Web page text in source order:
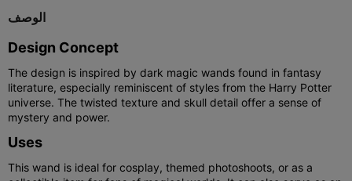
الوصف
Design Concept
The design is inspired by dark magic wands found in fantasy
literature, especially reminiscent of styles from the Harry Potter
universe. The twisted texture and skull detail offer a sense of
mystery and power.
Uses
This wand is ideal for cosplay, themed photoshoots, or as a